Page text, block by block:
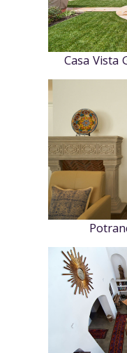
Casa Vista